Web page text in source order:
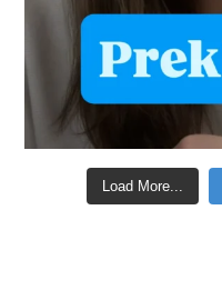
Load More...